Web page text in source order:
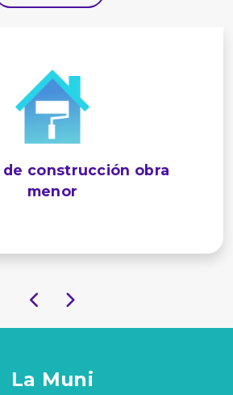
de construcción obra
menor
La Muni